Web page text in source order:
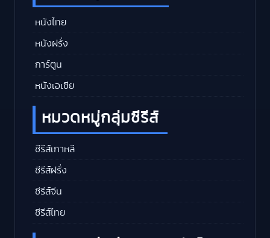
หนังไทย
หนังฝรั่ง
การ์ตูน
หนังเอเชีย
หมวดหมู่กลุ่มซีรีส์
ซีรีส์เกาหลี
ซีรีส์ฝรั่ง
ซีรีส์จีน
ซีรีส์ไทย